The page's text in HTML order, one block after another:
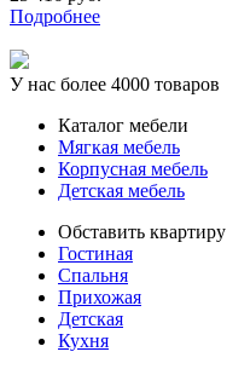
Подробнее
У нас более 4000 товаров
Каталог мебели
Мягкая мебель
Корпусная мебель
Детская мебель
Обставить квартиру
Гостиная
Спальня
Прихожая
Детская
Кухня